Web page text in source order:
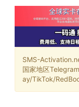
SMS-
国家地区
ay/TikTok/